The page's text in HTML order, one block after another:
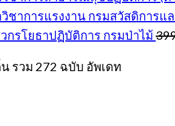
ชาการแรงงาน กรมสวัสดิการแ
กรโยธาปฏิบัติการ กรมป่าไม้
รวม 272 ฉบับ อัพเดท